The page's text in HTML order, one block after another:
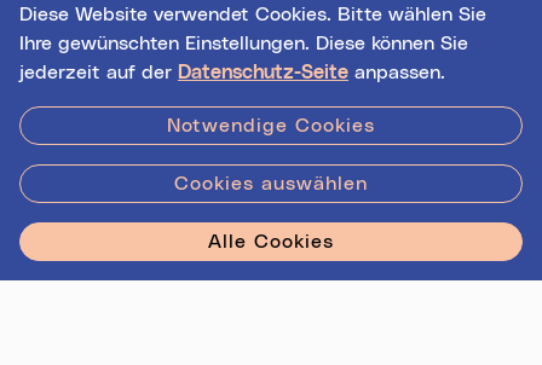
Diese Website verwendet Cookies. Bitte wählen Sie
Ihre gewünschten Einstellungen. Diese können Sie
jederzeit auf der Datenschutz-Seite anpassen.
Notwendige Cookies
Cookies auswählen
Alle Cookies